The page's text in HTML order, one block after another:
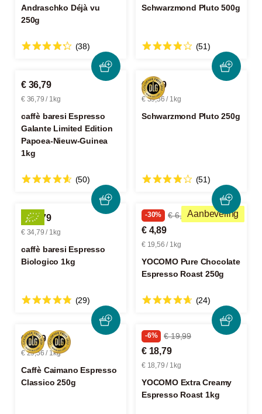
Andraschko Déjà vu
250g
(38)
Schwarzmond Pluto 500g
(51)
€ 36,79
€ 36,79 / 1kg
caffè baresi Espresso
Galante Limited Edition
Papoea-Nieuw-Guinea
1kg
(50)
€ 9,89
€ 39,56 / 1kg
Schwarzmond Pluto 250g
(51)
€ 34,79
€ 34,79 / 1kg
caffè baresi Espresso
Biologico 1kg
(29)
Aanbeveling
-30% € 6,99
€ 4,89
€ 19,56 / 1kg
YOCOMO Pure Chocolate
Espresso Roast 250g
(24)
€ 7,39
€ 29,56 / 1kg
Caffè Caimano Espresso
Classico 250g
-6% € 19,99
€ 18,79
€ 18,79 / 1kg
YOCOMO Extra Creamy
Espresso Roast 1kg